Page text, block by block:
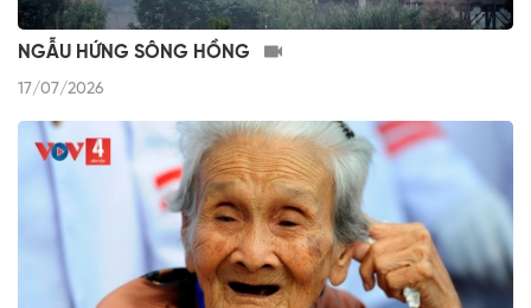
NGẪU HỨNG SÔNG HỒNG
17/07/2026